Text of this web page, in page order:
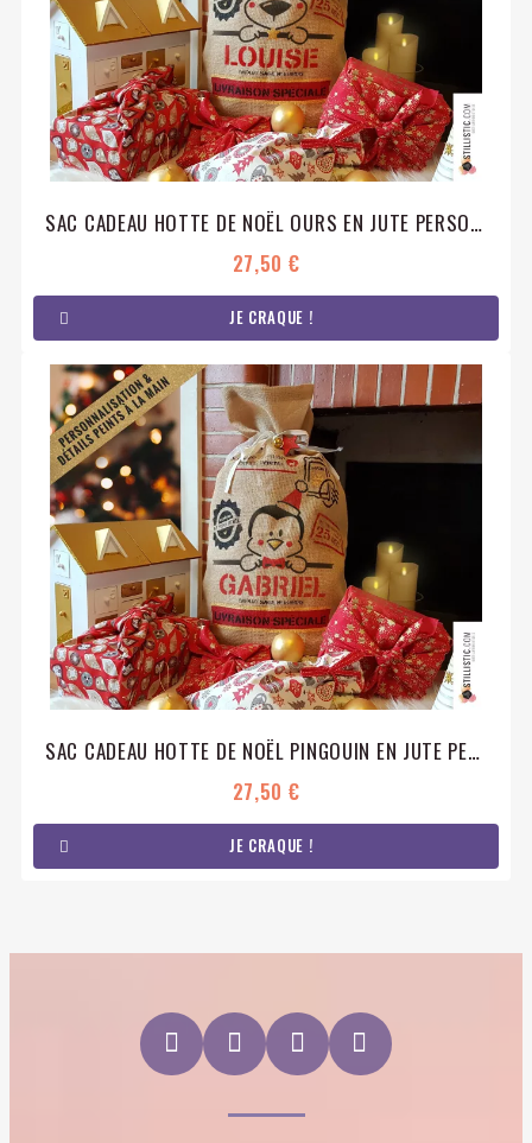
SAC CADEAU HOTTE DE NOËL OURS EN JUTE PERSONNALISABLE
27,50 €
JE CRAQUE !
SAC CADEAU HOTTE DE NOËL PINGOUIN EN JUTE PERSONNALISABLE
27,50 €
JE CRAQUE !